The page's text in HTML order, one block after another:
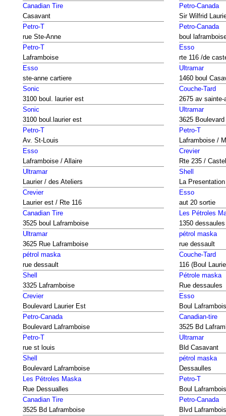
Canadian Tire
Casavant
Petro-Canada
Sir Wilfrid
Petro-T
rue Ste-Anne
Petro-Canada
boul
Petro-T
Laframboise
Esso
rte 116 /de
Esso
ste-anne cartiere
Ultramar
1460 boul
Sonic
3100 boul. laurier est
Couche-Tard
2675 av sainte-
Sonic
3100 boul.laurier est
Ultramar
3625
Petro-T
Av. St-Louis
Petro-T
Laframboise /
Esso
Laframboise / Allaire
Crevier
Rte 235 /
Ultramar
Laurier / des Ateliers
Shell
La Presentation
Crevier
Laurier est / Rte 116
Esso
aut 20 sortie
Canadian Tire
3525 boul Laframboise
Les Pétroles
1350 dessaules
Ultramar
3625 Rue Laframboise
pétrol maska
rue dessault
pétrol maska
rue dessault
Couche-Tard
116 (Boul
Shell
3325 Laframboise
Pétrole maska
Rue dessaules
Crevier
Boulevard Laurier Est
Esso
Boul
Petro-Canada
Boulevard Laframboise
Canadian-tire
3525 Bd
Petro-T
rue st louis
Ultramar
Bld Casavant
Shell
Boulevard Laframboise
pétrol maska
Dessaulles
Les Pétroles Maska
Rue Dessualles
Petro-T
Boul
Canadian Tire
3525 Bd Laframboise
Petro-Canada
Blvd